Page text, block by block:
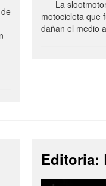
La slootmotor
motocicleta que
dañan el medio
Editoria: